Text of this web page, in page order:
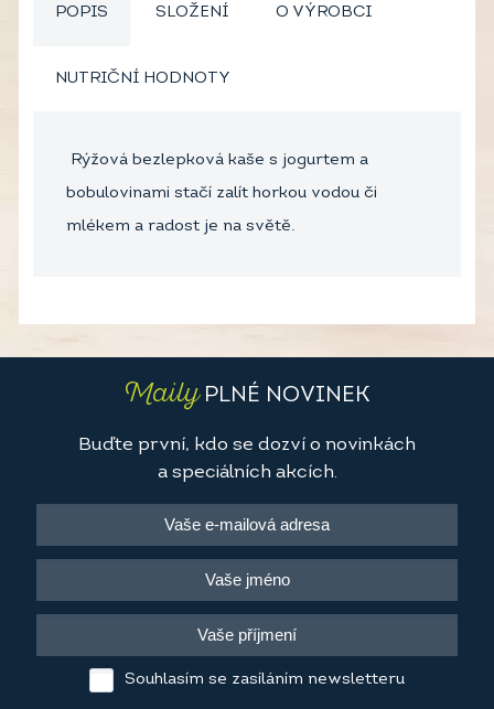
POPIS SLOŽENÍ O VÝROBCI
NUTRIČNÍ HODNOTY
Rýžová bezlepková kaše s jogurtem a
bobulovinami stačí zalít horkou vodou či
mlékem a radost je na světě.
MailyPLNÉ NOVINEK
Buďte první, kdo se dozví o novinkách
a speciálních akcích.
Souhlasím se zasíláním newsletteru